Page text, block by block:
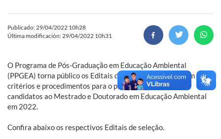
Publicado: 29/04/2022 10h28
Última modificación: 29/04/2022 10h31
O Programa de Pós-Graduação em Educação Ambiental
(PPGEA) torna público os Editais de Seleção que informam os
critérios e procedimentos para o processo seletivo de
candidatos ao Mestrado e Doutorado em Educação Ambiental
em 2022.
Confira abaixo os respectivos Editais de seleção.